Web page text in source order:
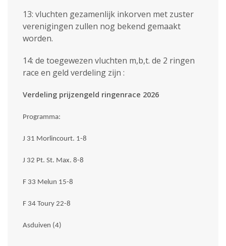
13: vluchten gezamenlijk inkorven met zuster
verenigingen zullen nog bekend gemaakt
worden.
14: de toegewezen vluchten m,b,t. de 2 ringen
race en geld verdeling zijn :
Verdeling prijzengeld ringenrace 2026
Programma:
J 31 Morlincourt. 1-8
J 32 Pt. St. Max. 8-8
F 33 Melun 15-8
F 34 Toury 22-8
Asduiven (4)